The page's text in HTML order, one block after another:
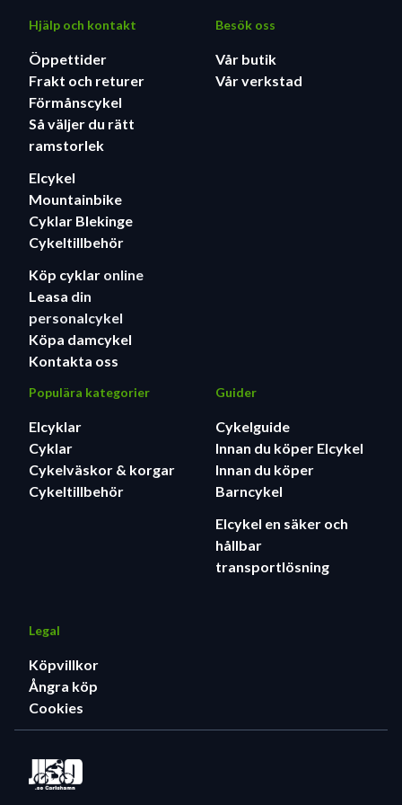
Hjälp och kontakt
Öppettider
Frakt och returer
Förmånscykel
Så väljer du rätt
ramstorlek
Elcykel
Mountainbike
Cyklar Blekinge
Cykeltillbehör
Köp cyklar online
Leasa din
personalcykel
Köpa damcykel
Kontakta oss
Besök oss
Vår butik
Vår verkstad
Populära kategorier
Elcyklar
Cyklar
Cykelväskor & korgar
Cykeltillbehör
Guider
Cykelguide
Innan du köper Elcykel
Innan du köper
Barncykel
Elcykel en säker och
hållbar
transportlösning
Legal
Köpvillkor
Ångra köp
Cookies